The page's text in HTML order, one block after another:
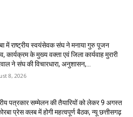
में राष्ट्रीय स्वयंसेवक संघ ने मनाया गुरु पूजन
कार्यक्रम के मुख्य वक्ता एवं जिला कार्यवाह मुरारी
ने संघ की विचारधारा, अनुशासन,...
8, 2026
पत्रकार सम्मेलन की तैयारियों को लेकर 9 अगस्त
प्रेस क्लब में होगी महत्वपूर्ण बैठक, न्यू छत्तीसगढ़